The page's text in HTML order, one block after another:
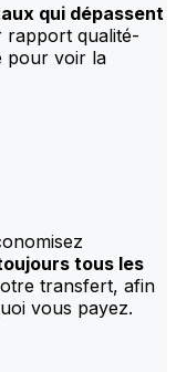
qui dépassent
rapport qualité-
pour voir la
tous les
transfert, afin
vous payez.